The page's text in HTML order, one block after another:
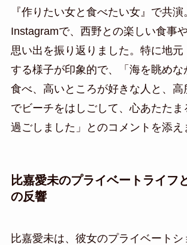
『作りたい女と食べたい女』で共演
Instagramで、西野との楽しい食事
思い出を振り返りました。特に地元
する様子が印象的で、「海を眺めな
食べ、高いところが好きな人と、高
でビーチをはしごして、心あたたま
過ごしました」とのコメントを添え
比嘉愛未のプライベートライフ
の反響
比嘉愛未は、彼女のプライベートシ